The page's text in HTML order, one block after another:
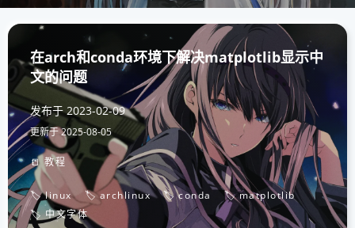
在arch和conda环境下解决matplotlib显示中
文的问题
发布于 2023-02-09
更新于2025-08-05
📒 教程
🏷️ linux 🏷️ archlinux 🏷️ conda
🏷️ matplotlib
🏷️ 中文字体